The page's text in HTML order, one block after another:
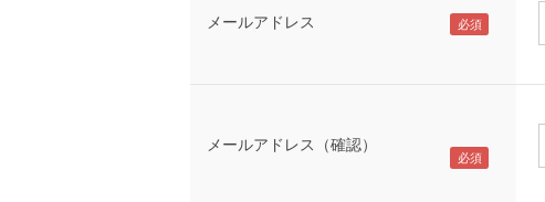
メールアドレス
メールアドレス（確認）